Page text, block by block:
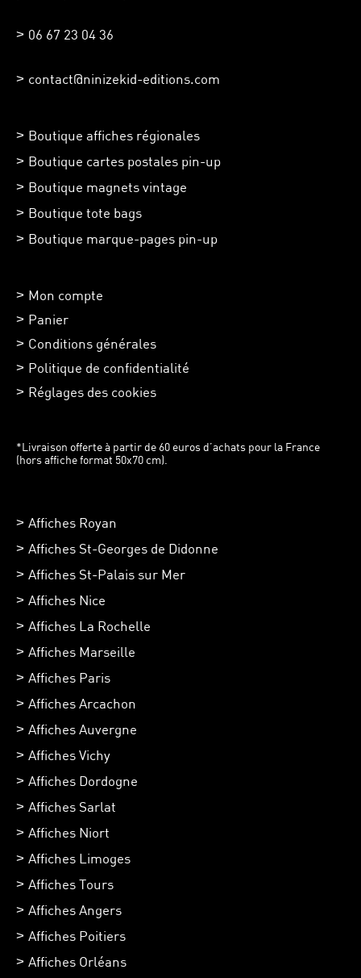
06 67 23 04 36
contact@ninizekid-editions.com
Boutique affiches régionales
Boutique cartes postales pin-up
Boutique magnets vintage
Boutique tote bags
Boutique marque-pages pin-up
Mon compte
Panier
Conditions générales
Politique de confidentialité
Réglages des cookies
*Livraison offerte à partir de 60 euros d’achats pour la France
(hors affiche format 50x70 cm).
Affiches Royan
Affiches St-Georges de Didonne
Affiches St-Palais sur Mer
Affiches Nice
Affiches La Rochelle
Affiches Marseille
Affiches Paris
Affiches Arcachon
Affiches Auvergne
Affiches Vichy
Affiches Dordogne
Affiches Sarlat
Affiches Niort
Affiches Limoges
Affiches Tours
Affiches Angers
Affiches Poitiers
Affiches Orléans